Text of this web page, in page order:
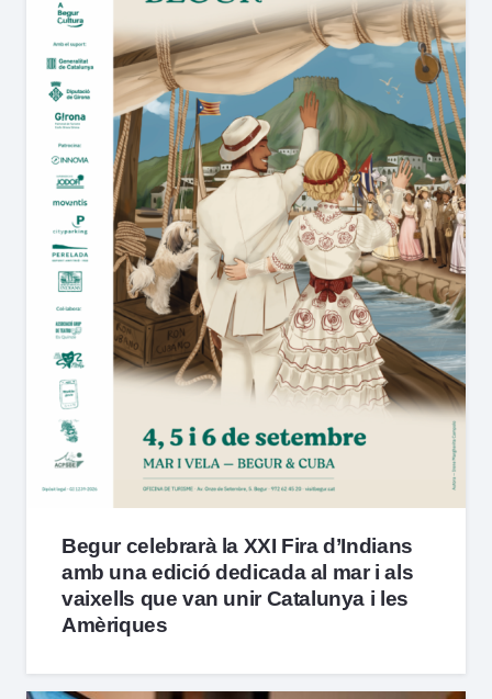
Begur celebrarà la XXI Fira d’Indians
amb una edició dedicada al mar i als
vaixells que van unir Catalunya i les
Amèriques